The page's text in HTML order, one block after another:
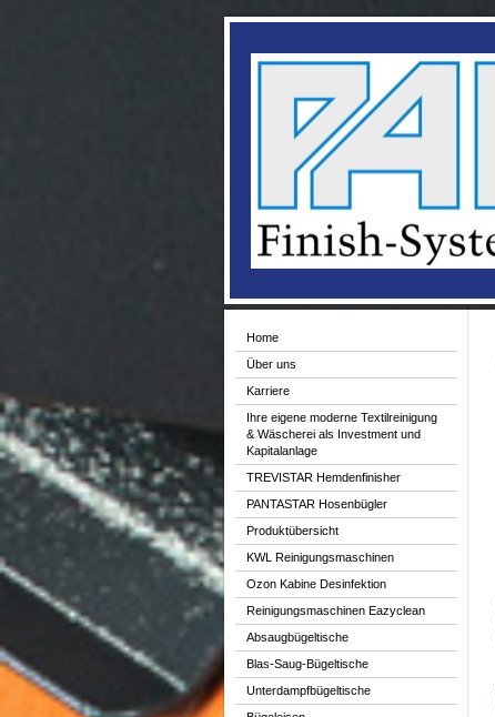
Home
Über uns
Karriere
Ihre eigene moderne Textilreinigung
& Wäscherei als Investment und
Kapitalanlage
TREVISTAR Hemdenfinisher
PANTASTAR Hosenbügler
Produktübersicht
KWL Reinigungsmaschinen
Ozon Kabine Desinfektion
Reinigungsmaschinen Eazyclean
Absaugbügeltische
Blas-Saug-Bügeltische
Unterdampfbügeltische